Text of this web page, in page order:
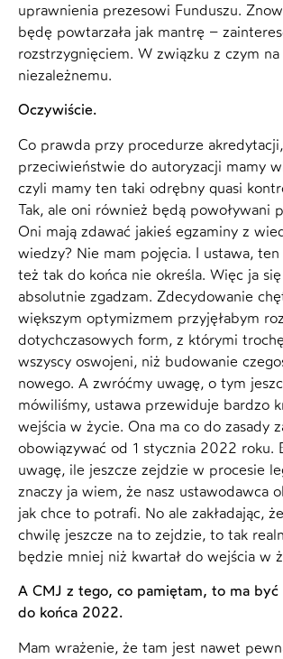
uprawnienia prezesowi Funduszu.
będę powtarzała jak mantrę –
rozstrzygnięciem. W związku z czym
niezależnemu.
Oczywiście.
Co prawda przy procedurze
przeciwieństwie do autoryzacji mamy
czyli mamy ten taki odrębny quasi
Tak, ale oni również będą powoływani
Oni mają zdawać jakieś egzaminy z
wiedzy? Nie mam pojęcia. I ustawa,
też tak do końca nie określa. Więc ja
absolutnie zgadzam. Zdecydowanie
większym optymizmem przyjęłabym
dotychczasowych form, z którymi
wszyscy oswojeni, niż budowanie
nowego. A zwróćmy uwagę, o tym
mówiliśmy, ustawa przewiduje bardzo
wejścia w życie. Ona ma co do zasady
obowiązywać od 1 stycznia 2022 roku.
uwagę, ile jeszcze zejdzie w procesie
znaczy ja wiem, że nasz ustawodawca
jak chce to potrafi. No ale zakładając,
chwilę jeszcze na to zejdzie, to tak
będzie mniej niż kwartał do wejścia w
A CMJ z tego, co pamiętam, to ma
do końca 2022.
Mam wrażenie, że tam jest nawet